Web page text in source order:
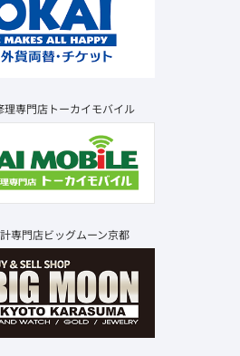
理専門店トーカイモバイル
専門店ビッグムーン京都